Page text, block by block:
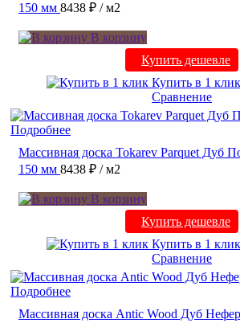
150 мм 8438 ₽ / м2
В корзину
Купить дешевле
Купить в 1 клик
Сравнение
Подробнее
Массивная доска Tokarev Parquet Дуб
150 мм 8438 ₽ / м2
В корзину
Купить дешевле
Купить в 1 клик
Сравнение
Подробнее
Массивная доска Antic Wood Дуб